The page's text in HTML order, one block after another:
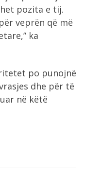
pozita e tij.
veprën që më
ka
po punojnë
dhe për të
në këtë